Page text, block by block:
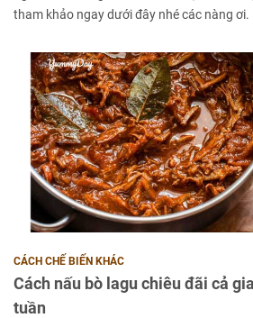
tham khảo ngay dưới đây nhé các nàng ơi.
CÁCH CHẾ BIẾN KHÁC
Cách nấu bò lagu chiêu đãi cả
tuần